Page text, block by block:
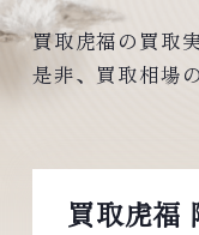
買取虎福の買取
是非、買取相場
買取虎福